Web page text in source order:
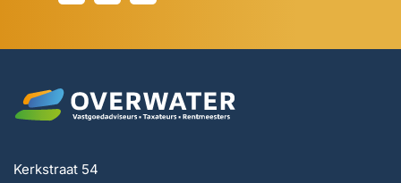
Kerkstraat 54